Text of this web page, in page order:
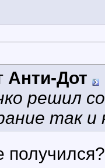
Анти-Дот
решил
так и
получился?